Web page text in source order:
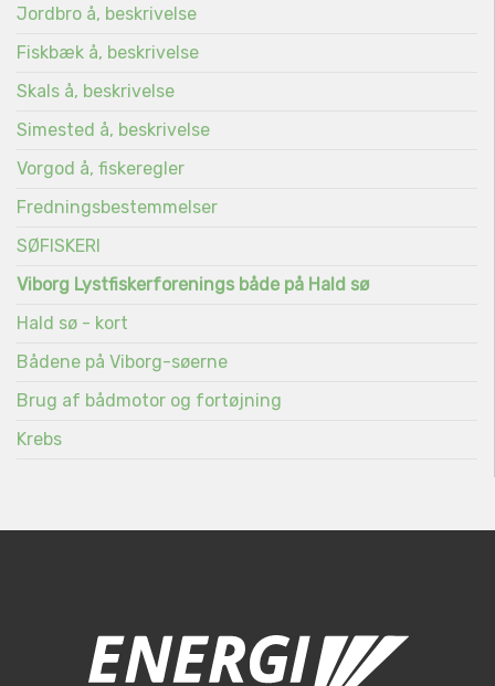
Jordbro å, beskrivelse
Fiskbæk å, beskrivelse
Skals å, beskrivelse
Simested å, beskrivelse
Vorgod å, fiskeregler
Fredningsbestemmelser
SØFISKERI
Viborg Lystfiskerforenings både på Hald sø
Hald sø - kort
Bådene på Viborg-søerne
Brug af bådmotor og fortøjning
Krebs